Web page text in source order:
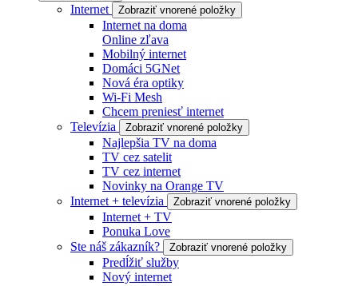
Internet Zobraziť vnorené položky
Internet na doma
Online zľava
Mobilný internet
Domáci 5GNet
Nová éra optiky
Wi-Fi Mesh
Chcem preniesť internet
Televízia
Zobraziť vnorené položky
Najlepšia TV na doma
TV cez satelit
TV cez internet
Novinky na Orange TV
Internet + televízia
Zobraziť vnorené položky
Internet + TV
Ponuka Love
Ste náš zákazník?
Zobraziť vnorené položky
Predĺžiť služby
Nový internet